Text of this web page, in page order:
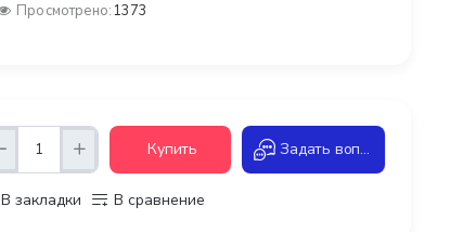
Просмотрено:1373
Купить Задать вопрос
В закладки В сравнение